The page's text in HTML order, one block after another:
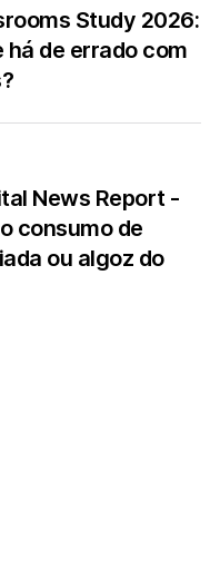
Study 2026:
há de errado com
News Report -
consumo de
ou algoz do